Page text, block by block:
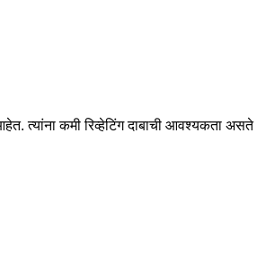
त्यांना कमी रिव्हेटिंग दाबाची आवश्यकता